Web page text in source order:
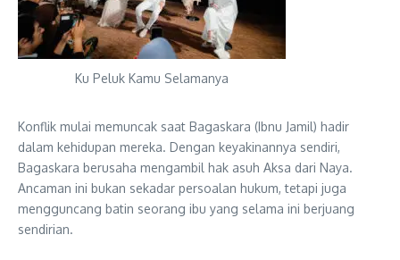
Ku Peluk Kamu Selamanya
Konflik mulai memuncak saat Bagaskara (Ibnu Jamil) hadir
dalam kehidupan mereka. Dengan keyakinannya sendiri,
Bagaskara berusaha mengambil hak asuh Aksa dari Naya.
Ancaman ini bukan sekadar persoalan hukum, tetapi juga
mengguncang batin seorang ibu yang selama ini berjuang
sendirian.